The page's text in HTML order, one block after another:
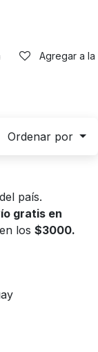
Agregar a
Ordenar por
país.
gratis en
los $3000.